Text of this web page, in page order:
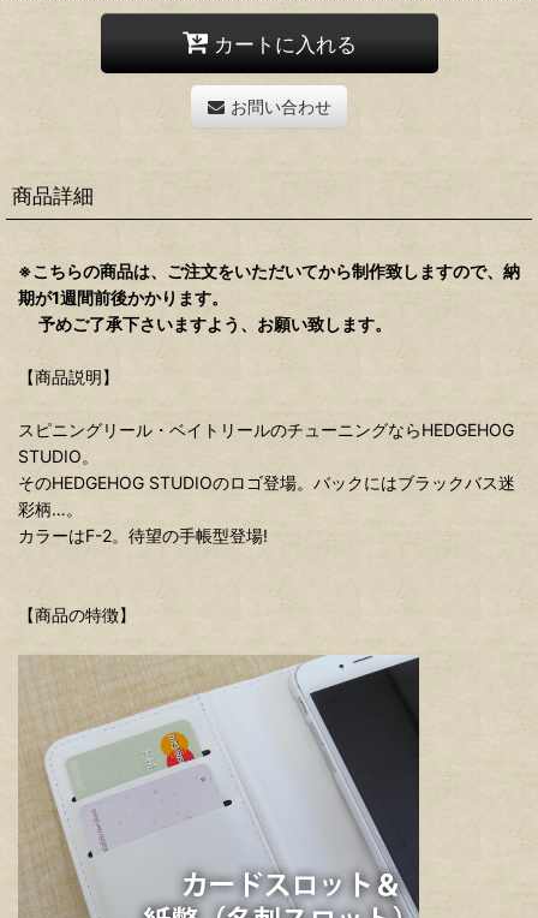
カートに入れる
お問い合わせ
商品詳細
※こちらの商品は、ご注文をいただいてから制作致しますので、納
期が1週間前後かかります。
予めご了承下さいますよう、お願い致します。
【商品説明】
スピニングリール・ベイトリールのチューニングならHEDGEHOG
STUDIO。
そのHEDGEHOG STUDIOのロゴ登場。バックにはブラックバス迷
彩柄…。
カラーはF-2。待望の手帳型登場!
【商品の特徴】